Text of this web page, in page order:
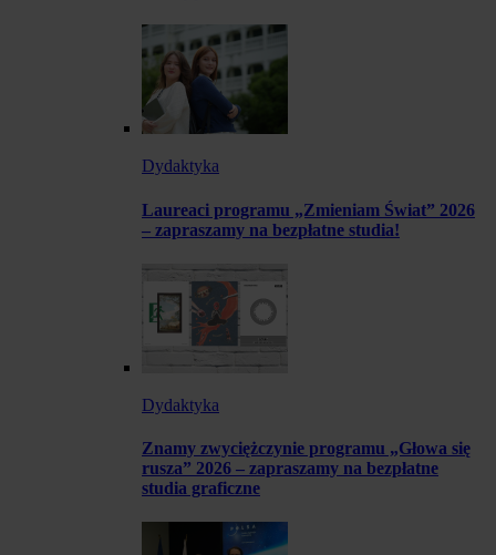
Dydaktyka
Laureaci programu „Zmieniam Świat” 2026
– zapraszamy na bezpłatne studia!
Dydaktyka
Znamy zwyciężczynie programu „Głowa się
rusza” 2026 – zapraszamy na bezpłatne
studia graficzne